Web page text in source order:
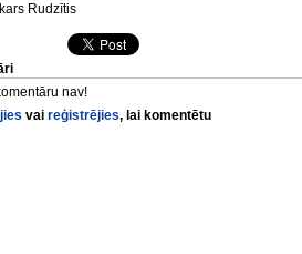
Rudzītis
nav!
vai reģistrējies, lai komentētu